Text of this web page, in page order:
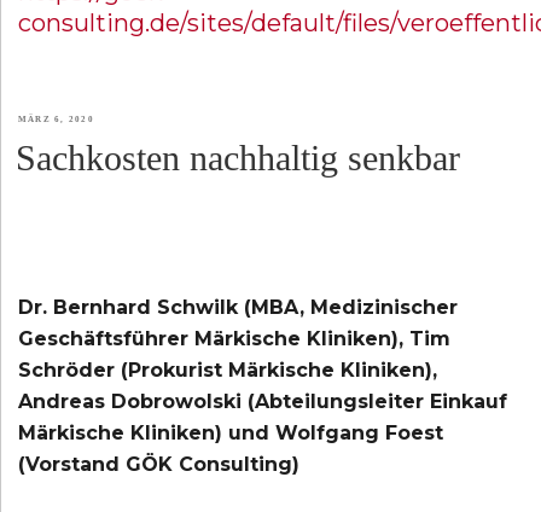
consulting.de/sites/default/files/
VERÖFFENTLICHT
AM
MÄRZ 6, 2020
Sachkosten nachhaltig senkbar
Dr. Bernhard Schwilk (MBA, Medizinischer
Geschäftsführer Märkische Kliniken), Tim
Schröder (Prokurist Märkische Kliniken),
Andreas Dobrowolski (Abteilungsleiter Einkauf
Märkische Kliniken) und Wolfgang Foest
(Vorstand GÖK Consulting)